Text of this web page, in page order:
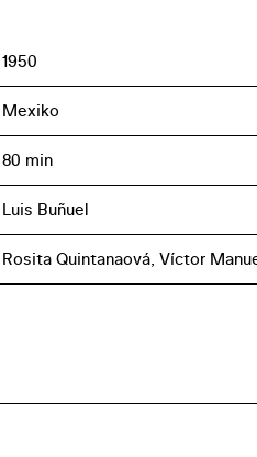
1950
Mexiko
80 min
Luis Buñuel
Rosita Quintanaová, Víctor